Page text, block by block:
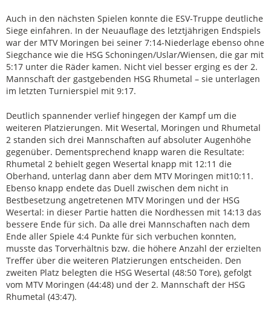
Auch in den nächsten Spielen konnte die ESV-Truppe deutliche
Siege einfahren. In der Neuauflage des letztjährigen Endspiels
war der MTV Moringen bei seiner 7:14-Niederlage ebenso ohne
Siegchance wie die HSG Schoningen/Uslar/Wiensen, die gar mit
5:17 unter die Räder kamen. Nicht viel besser erging es der 2.
Mannschaft der gastgebenden HSG Rhumetal – sie unterlagen
im letzten Turnierspiel mit 9:17.
Deutlich spannender verlief hingegen der Kampf um die
weiteren Platzierungen. Mit Wesertal, Moringen und Rhumetal
2 standen sich drei Mannschaften auf absoluter Augenhöhe
gegenüber. Dementsprechend knapp waren die Resultate:
Rhumetal 2 behielt gegen Wesertal knapp mit 12:11 die
Oberhand, unterlag dann aber dem MTV Moringen mit10:11.
Ebenso knapp endete das Duell zwischen dem nicht in
Bestbesetzung angetretenen MTV Moringen und der HSG
Wesertal: in dieser Partie hatten die Nordhessen mit 14:13 das
bessere Ende für sich. Da alle drei Mannschaften nach dem
Ende aller Spiele 4:4 Punkte für sich verbuchen konnten,
musste das Torverhältnis bzw. die höhere Anzahl der erzielten
Treffer über die weiteren Platzierungen entscheiden. Den
zweiten Platz belegten die HSG Wesertal (48:50 Tore), gefolgt
vom MTV Moringen (44:48) und der 2. Mannschaft der HSG
Rhumetal (43:47).